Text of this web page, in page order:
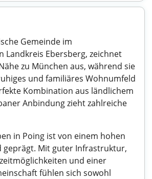
Gemeinde im
Landkreis Ebersberg, zeichnet
zu München aus, während sie
und familiäres Wohnumfeld
Kombination aus ländlichem
Anbindung zieht zahlreiche
in Poing ist von einem hohen
geprägt. Mit guter Infrastruktur,
und einer
fühlen sich sowohl